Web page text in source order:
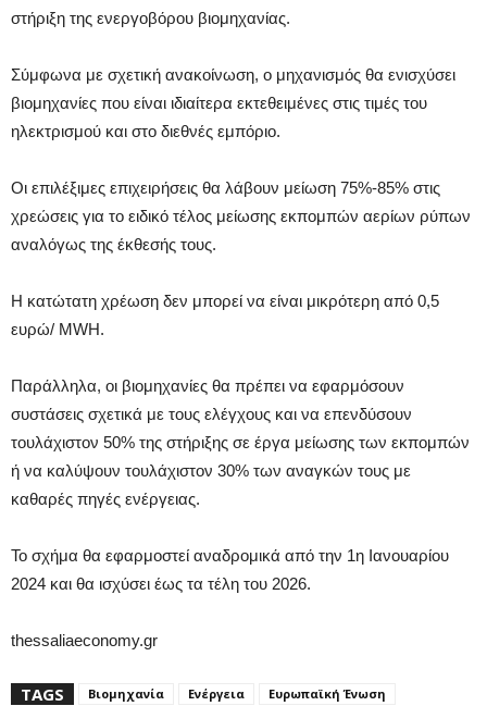
στήριξη της ενεργοβόρου βιομηχανίας.
Σύμφωνα με σχετική ανακοίνωση, ο μηχανισμός θα ενισχύσει
βιομηχανίες που είναι ιδιαίτερα εκτεθειμένες στις τιμές του
ηλεκτρισμού και στο διεθνές εμπόριο.
Οι επιλέξιμες επιχειρήσεις θα λάβουν μείωση 75%-85% στις
χρεώσεις για το ειδικό τέλος μείωσης εκπομπών αερίων ρύπων
αναλόγως της έκθεσής τους.
Η κατώτατη χρέωση δεν μπορεί να είναι μικρότερη από 0,5
ευρώ/ MWH.
Παράλληλα, οι βιομηχανίες θα πρέπει να εφαρμόσουν
συστάσεις σχετικά με τους ελέγχους και να επενδύσουν
τουλάχιστον 50% της στήριξης σε έργα μείωσης των εκπομπών
ή να καλύψουν τουλάχιστον 30% των αναγκών τους με
καθαρές πηγές ενέργειας.
Το σχήμα θα εφαρμοστεί αναδρομικά από την 1η Ιανουαρίου
2024 και θα ισχύσει έως τα τέλη του 2026.
thessaliaeconomy.gr
TAGS Βιομηχανία Ενέργεια Ευρωπαϊκή Ένωση